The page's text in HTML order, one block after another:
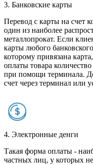
3. Банковские карты
Перевод с карты на счет
один из наиболее
металлопрокат. Если
карты любого
которому привязана
оплаты товара
при помощи терминала.
счет через терминал или
4. Электронные денги
Такая форма оплаты -
частных лиц, у которых